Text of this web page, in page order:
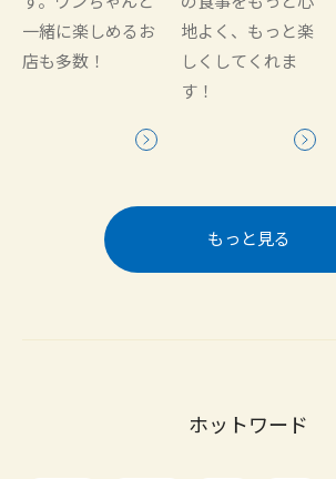
一緒に楽しめるお
店も多数！
地よく、もっと楽
しくしてくれま
す！
もっと見る
ホットワード